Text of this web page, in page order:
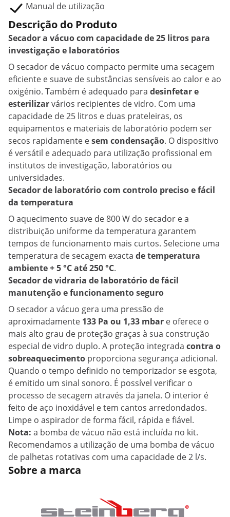
Manual de utilização
Descrição do Produto
Secador a vácuo com capacidade de 25 litros para
investigação e laboratórios
O secador de vácuo compacto permite uma secagem
eficiente e suave de substâncias sensíveis ao calor e ao
oxigénio. Também é adequado para desinfetar e
esterilizarvários recipientes de vidro. Com uma
capacidade de 25 litros e duas prateleiras, os
equipamentos e materiais de laboratório podem ser
secos rapidamente esem condensação. O dispositivo
é versátil e adequado para utilização profissional em
institutos de investigação, laboratórios ou
universidades.
Secador de laboratório com controlo preciso e fácil
da temperatura
O aquecimento suave de 800 W do secador e a
distribuição uniforme da temperatura garantem
tempos de funcionamento mais curtos. Selecione uma
temperatura de secagem exacta de temperatura
ambiente + 5 °C até 250 °C.
Secador de vidraria de laboratório de fácil
manutenção e funcionamento seguro
O secador a vácuo gera uma pressão de
aproximadamente 133 Pa ou 1,33 mbar e oferece o
mais alto grau de proteção graças à sua construção
especial de vidro duplo. A proteção integrada contra o
sobreaquecimento proporciona segurança adicional.
Quando o tempo definido no temporizador se esgota,
é emitido um sinal sonoro. É possível verificar o
processo de secagem através da janela. O interior é
feito de aço inoxidável e tem cantos arredondados.
Limpe o aspirador de forma fácil, rápida e fiável.
Nota: a bomba de vácuo não está incluída no kit.
Recomendamos a utilização de uma bomba de vácuo
de palhetas rotativas com uma capacidade de 2 l/s.
Sobre a marca